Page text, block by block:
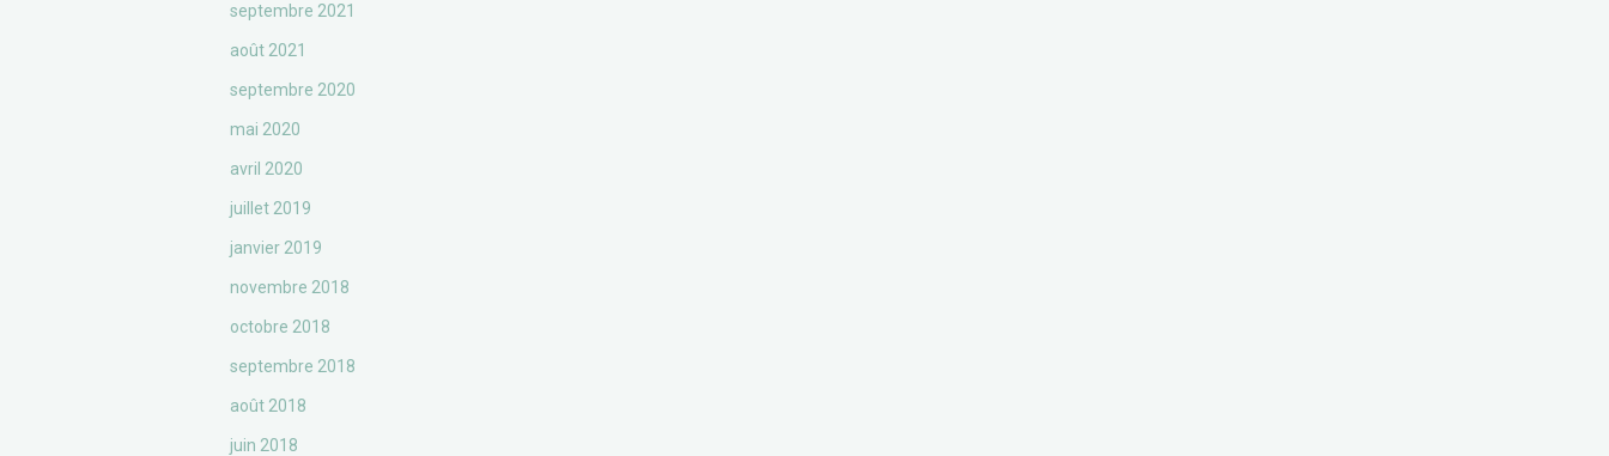
septembre 2021
août 2021
septembre 2020
mai 2020
avril 2020
juillet 2019
janvier 2019
novembre 2018
octobre 2018
septembre 2018
août 2018
juin 2018